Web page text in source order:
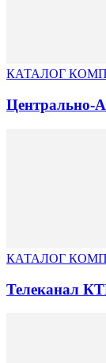
КАТАЛОГ
Центрально-
КАТАЛОГ
Телеканал